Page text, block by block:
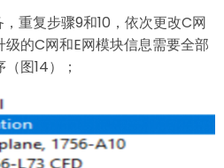
重复步骤9和10，依次更改C网
的C网和E网模块信息需要全部
图14）；